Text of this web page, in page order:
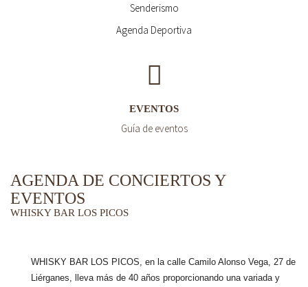
Senderismo
Agenda Deportiva
EVENTOS
Guía de eventos
AGENDA DE CONCIERTOS Y
EVENTOS
WHISKY BAR LOS PICOS
WHISKY BAR LOS PICOS, en la calle Camilo Alonso Vega, 27 de
Liérganes, lleva más de 40 años proporcionando una variada y